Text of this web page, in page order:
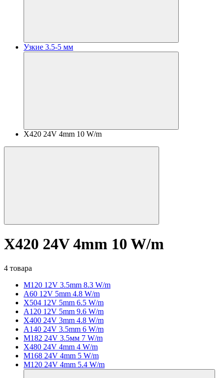
Узкие 3.5-5 мм
X420 24V 4mm 10 W/m
X420 24V 4mm 10 W/m
4 товара
M120 12V 3.5mm 8.3 W/m
A60 12V 5mm 4.8 W/m
X504 12V 5mm 6.5 W/m
A120 12V 5mm 9.6 W/m
X400 24V 3mm 4.8 W/m
A140 24V 3.5mm 6 W/m
M182 24V 3.5мм 7 W/m
X480 24V 4mm 4 W/m
M168 24V 4mm 5 W/m
M120 24V 4mm 5.4 W/m